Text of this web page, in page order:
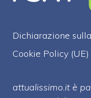
Dichiarazione
Cookie Policy (UE)
attualissimo.it è